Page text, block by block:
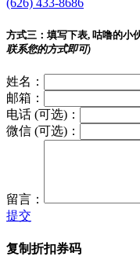
(626) 433-8686
方式三： 填写下表, 咕噜的小
联系您的方式即可)
姓名：
邮箱：
电话 (可选)：
微信 (可选)：
留言：
提交
复制折扣券码